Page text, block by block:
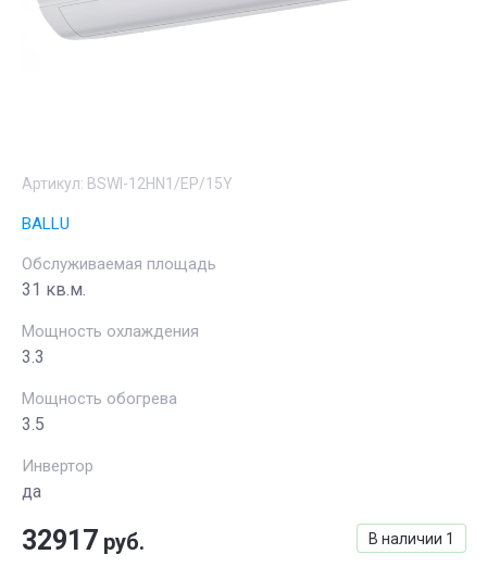
Артикул: BSWI-12HN1/EP/15Y
BALLU
Обслуживаемая площадь
31 кв.м.
Мощность охлаждения
3.3
Мощность обогрева
3.5
Инвертор
да
В наличии 1
32917 руб.